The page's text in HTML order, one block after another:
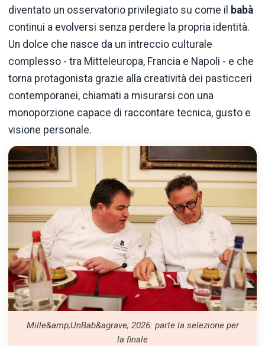
diventato un osservatorio privilegiato su come il babà
continui a evolversi senza perdere la propria identità.
Un dolce che nasce da un intreccio culturale
complesso - tra Mitteleuropa, Francia e Napoli - e che
torna protagonista grazie alla creatività dei pasticceri
contemporanei, chiamati a misurarsi con una
monoporzione capace di raccontare tecnica, gusto e
visione personale.
Mille&amp;UnBab&agrave; 2026: parte la selezione per
la finale